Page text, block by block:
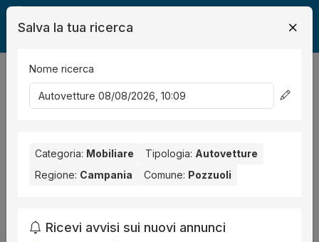
Legalmente Mobili
risultati Ordina per
risultato per la Provincia selezionata:Napoli.
Prova a modificare i parametri di ricerca:
Salva la tua ricerca
Nome ricerca
Categoria: Mobiliare Tipologia: Autovetture
Regione: Campania Comune: Pozzuoli
Ricevi avvisi sui nuovi annunci